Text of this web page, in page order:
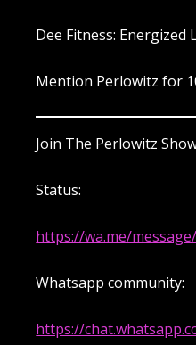
Dee Fitness: Energized
Join The Perlowitz
Status:
https://wa.me/
Whatsapp community:
https://